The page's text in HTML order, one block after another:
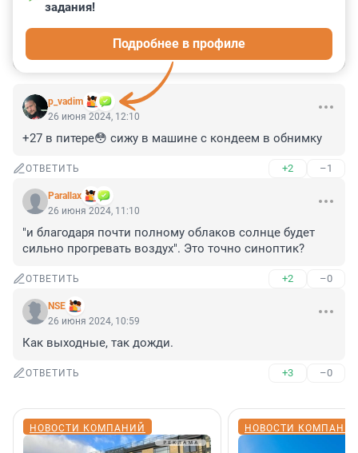
p_vadim
задания!
Подробнее в профиле
26 июня 2024, 12:10
+27 в питере😳 сижу в машине с кондеем в обнимку
ОТВЕТИТЬ +2 –1
Parallax
26 июня 2024, 11:10
"и благодаря почти полному облаков солнце будет
сильно прогревать воздух". Это точно синоптик?
ОТВЕТИТЬ +2 –0
NSE
26 июня 2024, 10:59
Как выходные, так дожди.
ОТВЕТИТЬ +3 –0
НОВОСТИ КОМПАНИЙ НОВОСТИ